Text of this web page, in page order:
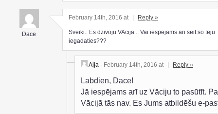
Dace
February 14th, 2016 at Reply »
Sveiki.. Es dzivoju VAcija .. Vai iespejams ari seit so teju
iegadaties???
Aija - February 14th, 2016 at | Reply »
Labdien, Dace!
Jā iespējams arī uz Vāciju to pasūtīt.
Vācijā tās nav. Es Jums atbildēšu e-